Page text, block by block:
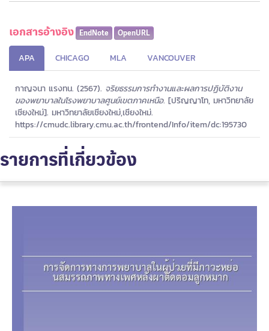
เอกสารอ้างอิง EndNote OpenURL
APA CHICAGO MLA VANCOUVER
กาญจนา แรงทน. (2567). จริยธรรมการทำงานและผลการปฏิบัติงาน
ของพยาบาลในโรงพยาบาลศูนย์เขตภาคเหนือ. [ปริญญาโท, มหาวิทยาลัย
เชียงใหม่]. มหาวิทยาลัยเชียงใหม่,เชียงใหม่.
https://cmudc.library.cmu.ac.th/frontend/Info/item/dc:195730
รายการที่เกี่ยวข้อง